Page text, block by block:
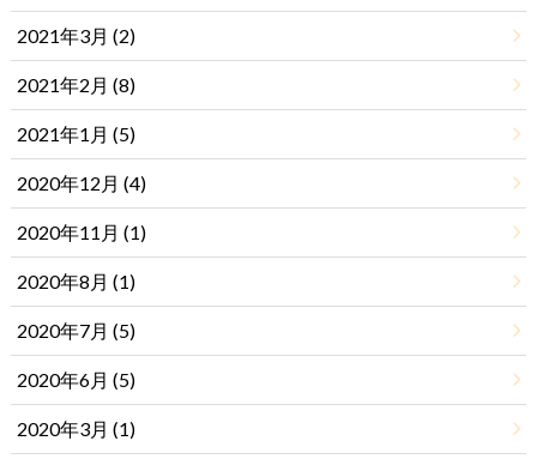
2021年3月 (2)
2021年2月 (8)
2021年1月 (5)
2020年12月 (4)
2020年11月 (1)
2020年8月 (1)
2020年7月 (5)
2020年6月 (5)
2020年3月 (1)